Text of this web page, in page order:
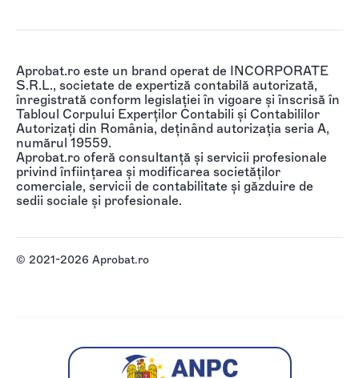
Aprobat.ro este un brand operat de INCORPORATE
S.R.L., societate de expertiză contabilă autorizată,
înregistrată conform legislației în vigoare și înscrisă în
Tabloul Corpului Experților Contabili și Contabililor
Autorizați din România, deținând autorizația seria A,
numărul 19559.
Aprobat.ro oferă consultanță și servicii profesionale
privind înființarea și modificarea societăților
comerciale, servicii de contabilitate și găzduire de
sedii sociale și profesionale.
© 2021-2026 Aprobat.ro